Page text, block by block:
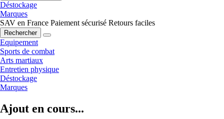
Déstockage
Marques
SAV en France Paiement sécurisé Retours faciles
Rechercher
Equipement
Sports de combat
Arts martiaux
Entretien physique
Déstockage
Marques
Ajout en cours...